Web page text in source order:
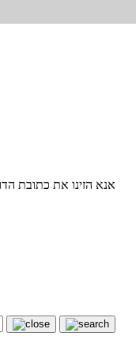
אנא הזינו את כתובת